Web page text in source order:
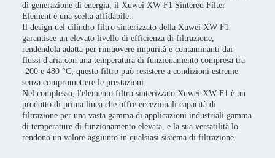
di generazione di energia, il Xuwei XW-F1 Sintered Filter
Element è una scelta affidabile.
Il design del cilindro filtro sinterizzato della Xuwei XW-F1
garantisce un elevato livello di efficienza di filtrazione,
rendendola adatta per rimuovere impurità e contaminanti dai
flussi d'aria.con una temperatura di funzionamento compresa tra
-200 e 480 °C, questo filtro può resistere a condizioni estreme
senza compromettere le prestazioni.
Nel complesso, l'elemento filtro sinterizzato Xuwei XW-F1 è un
prodotto di prima linea che offre eccezionali capacità di
filtrazione per una vasta gamma di applicazioni industriali.gamma
di temperature di funzionamento elevata, e la sua versatilità lo
rendono un valore aggiunto in qualsiasi sistema di filtrazione.